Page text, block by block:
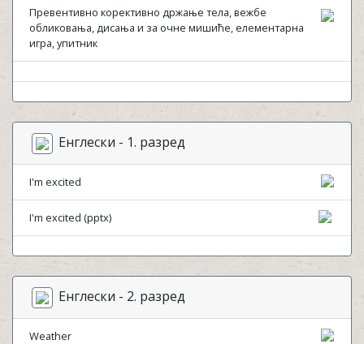
Превентивно корективно држање тела, вежбе
обликовања, дисања и за очне мишиће, елементарна
игра, упитник
Енглески - 1. разред
I'm excited
I'm excited (pptx)
Енглески - 2. разред
Weather